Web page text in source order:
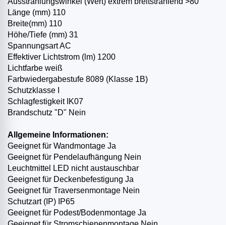
Länge (mm) 110
Breite(mm) 110
Höhe/Tiefe (mm) 31
Spannungsart AC
Effektiver Lichtstrom (lm) 1200
Lichtfarbe weiß
Farbwiedergabestufe 80­89 (Klasse 1B)
Schutzklasse I
Schlagfestigkeit IK07
Brandschutz "D" Nein
Allgemeine Informationen:
Geeignet für Wandmontage Ja
Geeignet für Pendelaufhängung Nein
Leuchtmittel LED nicht austauschbar
Geeignet für Deckenbefestigung Ja
Geeignet für Traversenmontage Nein
Schutzart (IP) IP65
Geeignet für Podest­/Bodenmontage Ja